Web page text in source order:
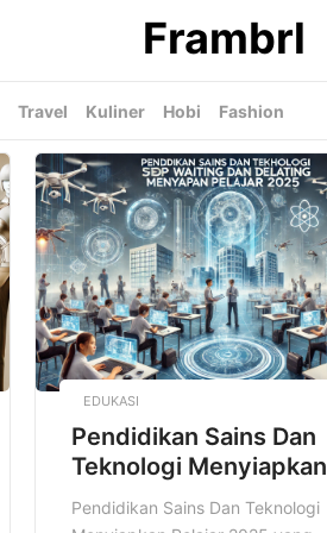
Frambrl
Travel Kuliner Hobi Fashion
EDUKASI
Pendidikan Sains Dan
Teknologi Menyiapkan
Pelajar 2025
Pendidikan Sains Dan Teknologi